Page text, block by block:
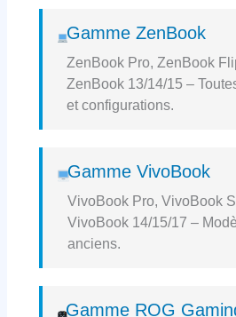
Gamme ZenBook
ZenBook Pro, ZenBook
ZenBook 13/14/15 –
et configurations.
Gamme VivoBook
VivoBook Pro, VivoBook
VivoBook 14/15/17 –
anciens.
Gamme ROG